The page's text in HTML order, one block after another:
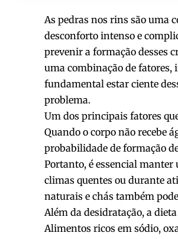
As pedras nos rins são uma
desconforto intenso e
prevenir a formação desses
uma combinação de fatores,
fundamental estar ciente
problema.
Um dos principais fatores
Quando o corpo não recebe
probabilidade de formação
Portanto, é essencial manter
climas quentes ou durante
naturais e chás também
Além da desidratação, a
Alimentos ricos em sódio,